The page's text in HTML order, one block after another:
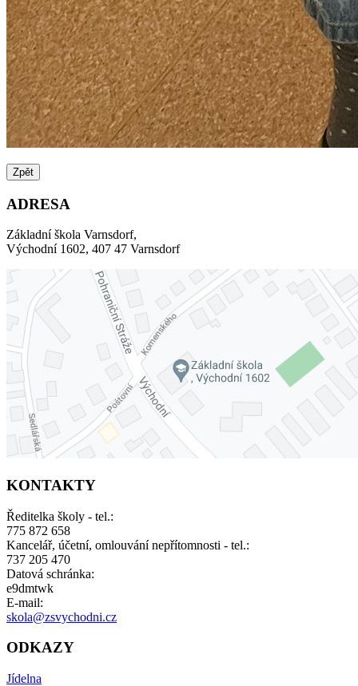
Zpět
ADRESA
Základní škola Varnsdorf,
Východní 1602, 407 47 Varnsdorf
KONTAKTY
Ředitelka školy - tel.:
775 872 658
Kancelář, účetní, omlouvání nepřítomnosti - tel.:
737 205 470
Datová schránka:
e9dmtwk
E-mail:
skola@zsvychodni.cz
ODKAZY
Jídelna